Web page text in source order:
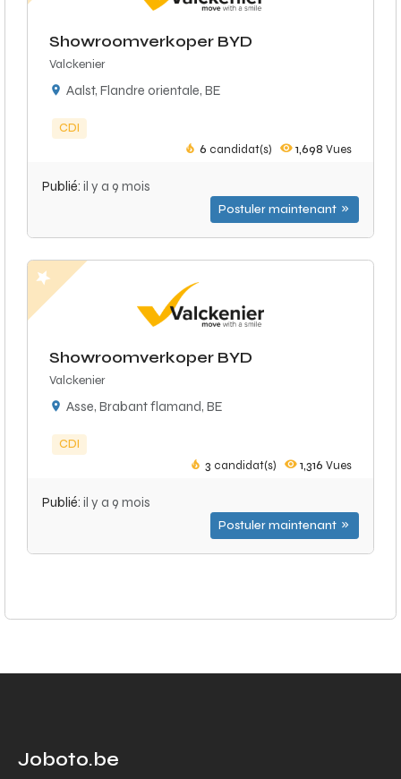
Showroomverkoper BYD
Valckenier
Aalst, Flandre orientale, BE
CDI
6 candidat(s) 1,698 Vues
Publié: il y a 9 mois
Postuler maintenant
Showroomverkoper BYD
Valckenier
Asse, Brabant flamand, BE
CDI
3 candidat(s) 1,316 Vues
Publié: il y a 9 mois
Postuler maintenant
Joboto.be